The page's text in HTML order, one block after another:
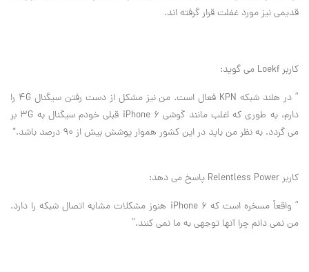
قدیمی نیز مورد غفلت قرار گرفته اند.
کاربر Loekf می گوید:
” در هلند شبکه KPN فعال است. من نیز مشکل از دست رفتن سیگنال ۴G را
دارم، به طوری که اغلب مانند گوشی iPhone 6 قبلی خودم سیگنال به ۳G بر
می گردد. به نظر من باید در این کشور هموار پوشش بیش از ۹۰ درصد باشد."
کاربر Relentless Power پاسخ می دهد:
” واقعاً مسخره است که iPhone 6 هنوز مشکلات مشابه اتصال شبکه را دارد.
من نمی دانم چرا آنها توجهی به ما نمی کنند.”